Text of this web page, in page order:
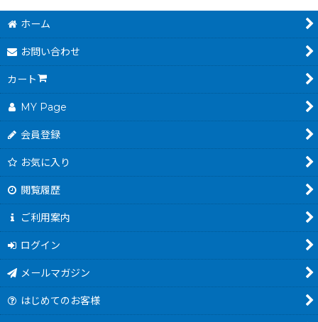
ホーム
お問い合わせ
カート
MY Page
会員登録
お気に入り
閲覧履歴
ご利用案内
ログイン
メールマガジン
はじめてのお客様